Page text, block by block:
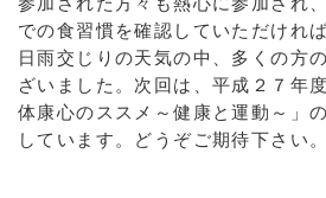
での食習慣を確認していただけれ
日雨交じりの天気の中、多くの方
ざいました。次回は、平成２７年
体康心のススメ～健康と運動～」
しています。どうぞご期待下さい。